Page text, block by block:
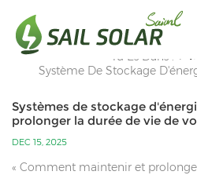
Tu Es Dans :
Système De Stockage
Systèmes de stockage
prolonger la durée de vie de
DEC 15, 2025
« Comment maintenir et